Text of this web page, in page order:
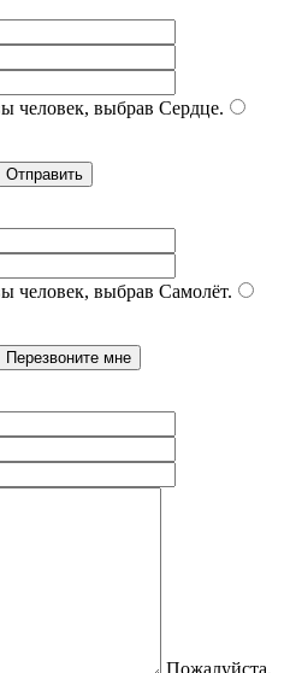
человек, выбрав Сердце.
человек, выбрав Самолёт.
Пожалуйста,